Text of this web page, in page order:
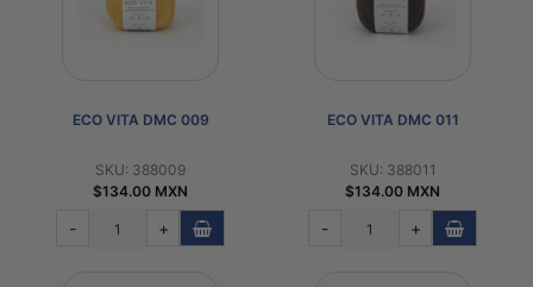
ECO VITA DMC 009
SKU: 388009
$134.00 MXN
- +
ECO VITA DMC 011
SKU: 388011
$134.00 MXN
- +